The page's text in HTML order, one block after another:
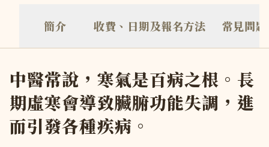
上課地點在心地 Vijnana 於銅鑼灣自設的療癒中心，離時代
如何報名？
心地 Vijnana 的課堂和服務都採用預約制，如想報名，你可以
我已透過網站付款，何時才知道報名成功？
於網站成功付款後，你會立即收到報名確認電郵。 客服人員
簡介 收費、日期及報名方法 常見問題
中醫常說，寒氣是百病之根。長
期虛寒會導致臟腑功能失調，進
而引發各種疾病。